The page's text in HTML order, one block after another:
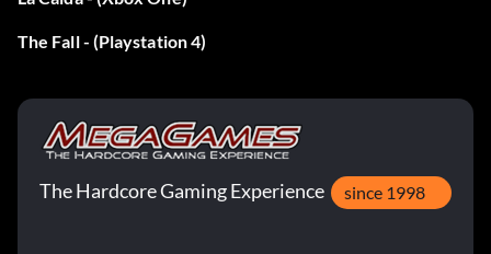
The Fall - (Playstation 4)
The Hardcore Gaming Experience since 1998